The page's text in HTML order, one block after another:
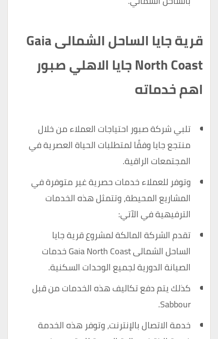
قرية جايا الساحل الشمالى Gaia
North Coast جايا الاهلي صبور
اهم خدماته
تلبي شركة صبور احتياجات العملاء من خلال
منتجع جايا وفقًا لمتطلبات الحياة العصرية في
المجتمعات الراقية.
وتوفر للعملاء خدمات حصرية غير متوفرة في
المشاريع المحيطة، وتتمثل هذه الخدمات
الترفيهية في الآتي:
تقدم الشركة المالكة لمشروع قرية جايا
الساحل الشمالى Gaia North Coast خدمات
الصيانة الدورية لجميع الوحدات السكنية.
كذلك يتم دفع تكاليف هذه الخدمات من قبل
Sabbour.
خدمة الاتصال بالإنترنت، وتوفر هذه الخدمة